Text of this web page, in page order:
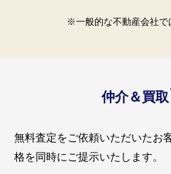
※一般的な不動産会社で
仲介＆買取
無料査定をご依頼いただいたお
格を同時にご提示いたします。